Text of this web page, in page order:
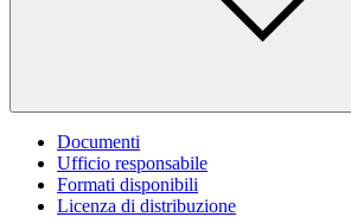
Documenti
Ufficio responsabile
Formati disponibili
Licenza di distribuzione